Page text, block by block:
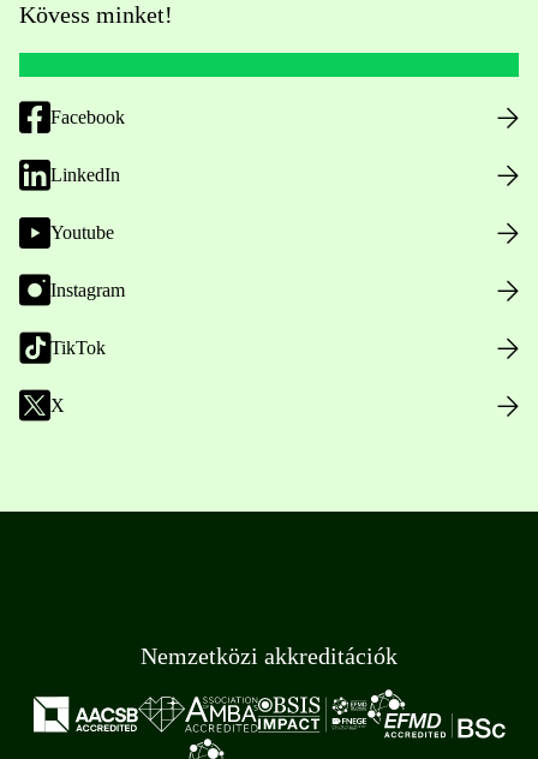
Kövess minket!
Facebook
LinkedIn
Youtube
Instagram
TikTok
X
Nemzetközi akkreditációk